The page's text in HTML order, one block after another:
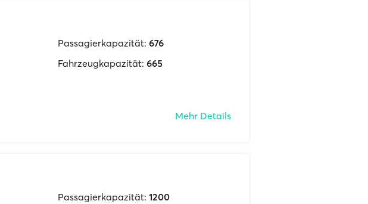
Passagierkapazität: 676
Fahrzeugkapazität: 665
Mehr Details
Passagierkapazität: 1200